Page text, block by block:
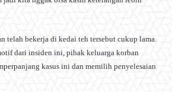
telah bekerja di kedai teh tersebut cukup lama.
dari insiden ini, pihak keluarga korban
kasus ini dan memilih penyelesaian